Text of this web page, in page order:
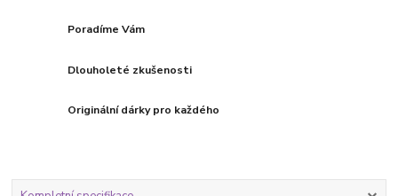
Poradíme Vám
Dlouholeté zkušenosti
Originální dárky pro každého